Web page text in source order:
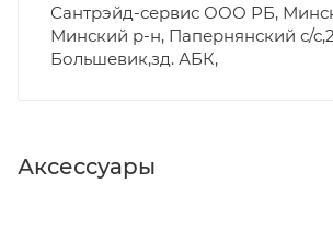
Сантрэйд-сервис ООО РБ,
Минский р-н, Папернянский с/
Большевик,зд. АБК,
Аксессуары